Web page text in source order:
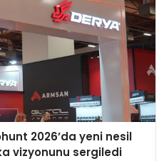
2026’da yeni nesil
vizyonunu sergiledi